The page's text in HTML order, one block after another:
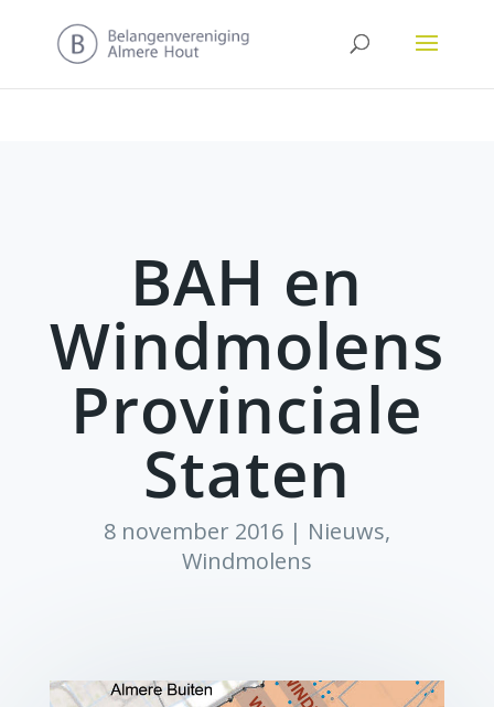
BAH en
Windmolens
Provinciale
Staten
8 november 2016| Nieuws,
Windmolens